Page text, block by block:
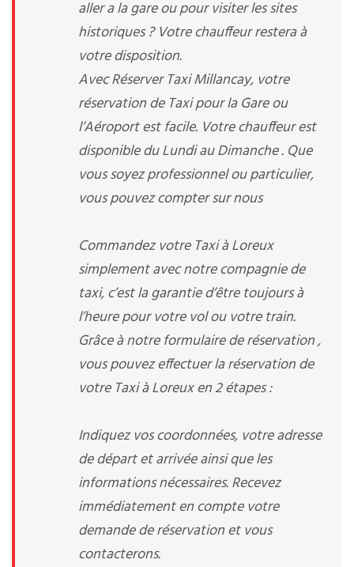
aller a la gare ou pour visiter les sites
historiques ? Votre chauffeur restera à
votre disposition.
Avec Réserver Taxi Millancay, votre
réservation de Taxi pour la Gare ou
l’Aéroport est facile. Votre chauffeur est
disponible du Lundi au Dimanche . Que
vous soyez professionnel ou particulier,
vous pouvez compter sur nous
Commandez votre Taxi à Loreux
simplement avec notre compagnie de
taxi, c’est la garantie d’être toujours à
l’heure pour votre vol ou votre train.
Grâce à notre formulaire de réservation ,
vous pouvez effectuer la réservation de
votre Taxi à Loreux en 2 étapes :
Indiquez vos coordonnées, votre adresse
de départ et arrivée ainsi que les
informations nécessaires. Recevez
immédiatement en compte votre
demande de réservation et vous
contacterons.